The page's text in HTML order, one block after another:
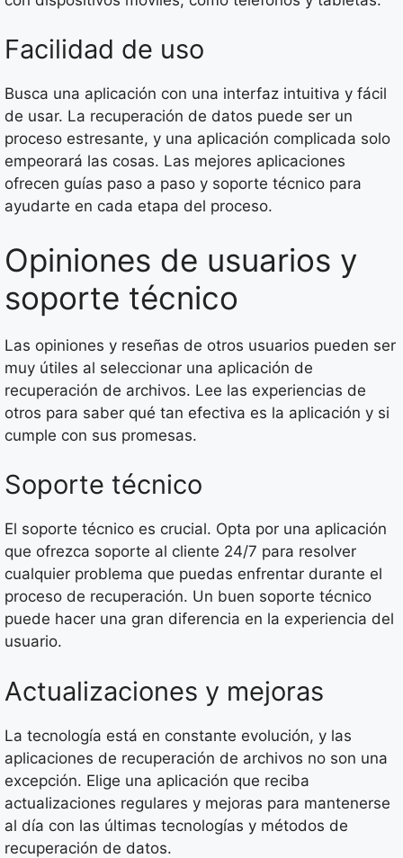
Facilidad de uso
Busca una aplicación con una interfaz intuitiva y fácil
de usar. La recuperación de datos puede ser un
proceso estresante, y una aplicación complicada solo
empeorará las cosas. Las mejores aplicaciones
ofrecen guías paso a paso y soporte técnico para
ayudarte en cada etapa del proceso.
Opiniones de usuarios y
soporte técnico
Las opiniones y reseñas de otros usuarios pueden ser
muy útiles al seleccionar una aplicación de
recuperación de archivos. Lee las experiencias de
otros para saber qué tan efectiva es la aplicación y si
cumple con sus promesas.
Soporte técnico
El soporte técnico es crucial. Opta por una aplicación
que ofrezca soporte al cliente 24/7 para resolver
cualquier problema que puedas enfrentar durante el
proceso de recuperación. Un buen soporte técnico
puede hacer una gran diferencia en la experiencia del
usuario.
Actualizaciones y mejoras
La tecnología está en constante evolución, y las
aplicaciones de recuperación de archivos no son una
excepción. Elige una aplicación que reciba
actualizaciones regulares y mejoras para mantenerse
al día con las últimas tecnologías y métodos de
recuperación de datos.